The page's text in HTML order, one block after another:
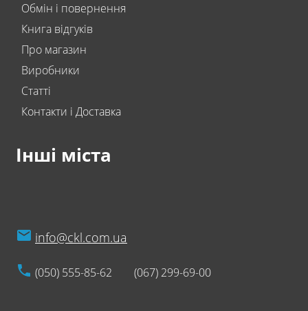
Обмін і повернення
Книга відгуків
Про магазин
Виробники
Статті
Контакти і Доставка
Інші міста
info@ckl.com.ua
(050) 555-85-62 (067) 299-69-00